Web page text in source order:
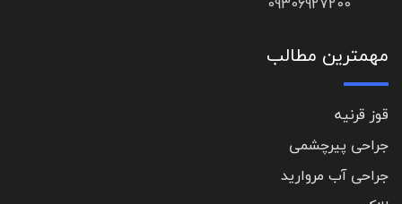
مهمترین مطالب
قوز قرنیه
جراحی پیرچشمی
جراحی آب مروارید